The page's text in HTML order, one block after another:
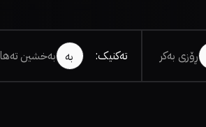
ڕۆزی بەکر تەکنیک: بە بەخشین تەها